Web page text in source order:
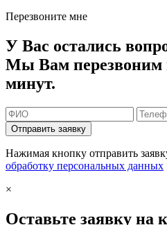
Перезвоните мне
У Вас остались
Мы Вам перезвоним
минут.
Отправить заявку
Нажимая кнопку отправить
обработку персональных данных
×
Оставьте заявку на